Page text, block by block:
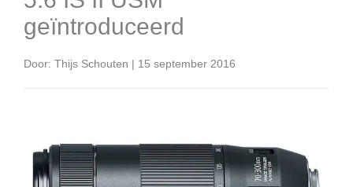
geïntroduceerd
Door: Thijs Schouten | 15 september 2016